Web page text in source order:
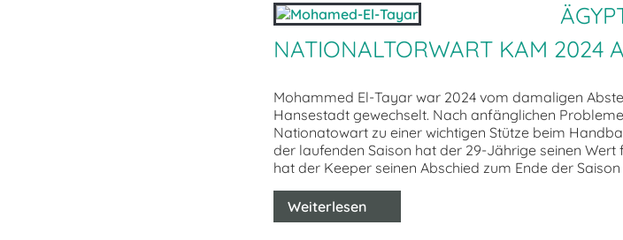
NATIONALTORWART KAM 2024
Mohammed El-Tayar war 2024 vom damaligen
Hansestadt gewechselt. Nach anfänglichen
Nationatowart zu einer wichtigen Stütze beim
der laufenden Saison hat der 29-Jährige seinen
hat der Keeper seinen Abschied zum Ende der
Weiterlesen